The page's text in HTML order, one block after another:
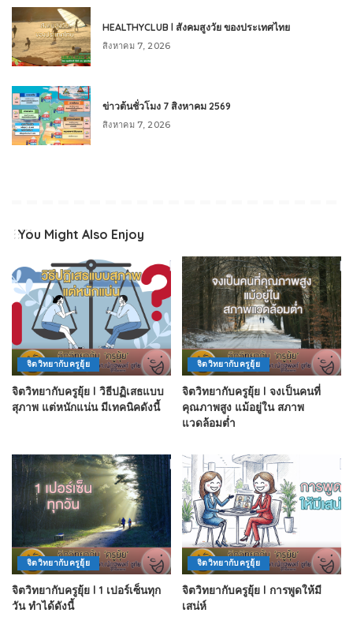
HEALTHYCLUB l สังคมสูงวัย ของประเทศไทย
สิงหาคม 7, 2026
ข่าวต้นชั่วโมง 7 สิงหาคม 2569
สิงหาคม 7, 2026
You Might Also Enjoy
จิตวิทยากับครูยุ้ย
จิตวิทยากับครูยุ้ย l วิธีปฏิเสธแบบ
สุภาพ แต่หนักแน่น มีเทคนิคดังนี้
จิตวิทยากับครูยุ้ย
จิตวิทยากับครูยุ้ย l จงเป็นคนที่
คุณภาพสูง แม้อยู่ใน สภาพ
แวดล้อมต่ำ
จิตวิทยากับครูยุ้ย
จิตวิทยากับครูยุ้ย l 1 เปอร์เซ็นทุก
วัน ทำได้ดังนี้
จิตวิทยากับครูยุ้ย
จิตวิทยากับครูยุ้ย l การพูดให้มี
เสน่ห์